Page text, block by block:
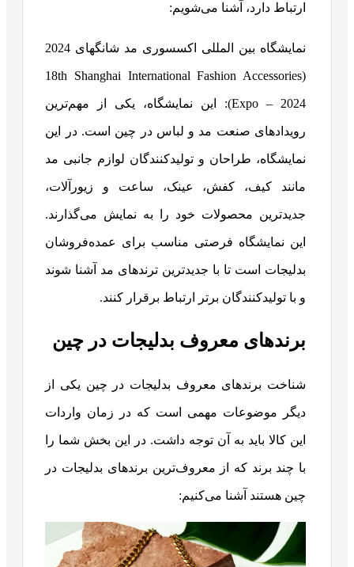
ارتباط دارد، آشنا می‌شویم:
نمایشگاه بین المللی اکسسوری مد شانگهای 2024
(18th Shanghai International Fashion Accessories
Expo – 2024): این نمایشگاه، یکی از مهم‌ترین
رویدادهای صنعت مد و لباس در چین است. در این
نمایشگاه، طراحان و تولیدکنندگان لوازم جانبی مد
مانند کیف، کفش، عینک، ساعت و زیورآلات،
جدیدترین محصولات خود را به نمایش می‌گذارند.
این نمایشگاه فرصتی مناسب برای عمده‌فروشان
بدلیجات است تا با جدیدترین ترندهای مد آشنا شوند
و با تولیدکنندگان برتر ارتباط برقرار کنند.
برندهای معروف بدلیجات در چین
شناخت برندهای معروف بدلیجات در چین یکی از
دیگر موضوعات مهمی است که در زمان واردات
این کالا باید به آن توجه داشت. در این بخش شما را
با چند برند که از معروف‌ترین برندهای بدلیجات در
چین هستند آشنا می‌کنیم: